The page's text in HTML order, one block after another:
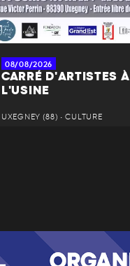
08/08/2026
CARRÉ D'ARTISTES À
L'USINE
UXEGNEY (88) • CULTURE